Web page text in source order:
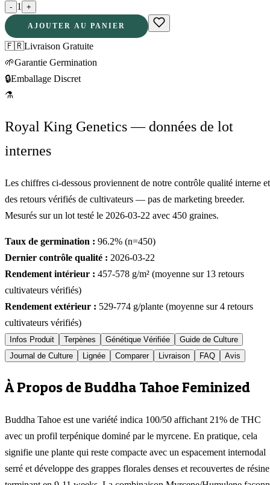
- 1 +
AJOUTER AU PANIER
🇫🇷Livraison Gratuite
🌱Garantie Germination
🔒Emballage Discret
⚗
Royal King Genetics — données de lot
internes
Les chiffres ci-dessous proviennent de notre contrôle qualité interne et
des retours vérifiés de cultivateurs — pas de marketing breeder.
Mesurés sur un lot testé le 2026-03-22 avec 450 graines.
Taux de germination : 96.2% (n=450)
Dernier contrôle qualité : 2026-03-22
Rendement intérieur : 457-578 g/m² (moyenne sur 13 retours
cultivateurs vérifiés)
Rendement extérieur : 529-774 g/plante (moyenne sur4 retours
cultivateurs vérifiés)
Infos Produit Terpènes Génétique Vérifiée
Guide de Culture
Journal de Culture
Lignée Comparer Livraison FAQ Avis
À Propos de Buddha Tahoe Feminized
Buddha Tahoe est une variété indica 100/50 affichant 21% de THC
avec un profil terpénique dominé par le myrcene. En pratique, cela
signifie une plante qui reste compacte avec un espacement internodal
serré et développe des grappes florales denses et recouvertes de